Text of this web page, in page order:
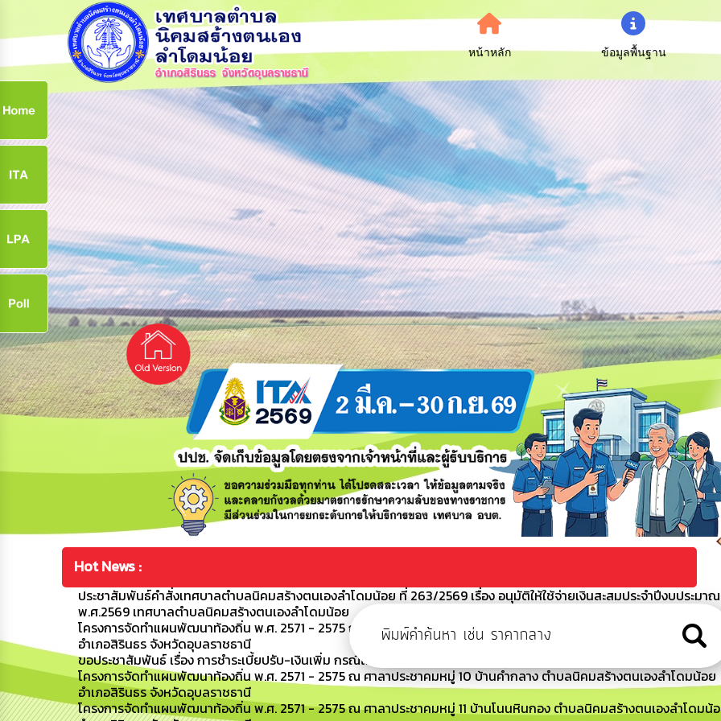
หน้าหลัก ข้อมูลพื้นฐาน
Hot News :
ประชาสัมพันธ์คำสั่งเทศบาลตำบลนิคมสร้างตนเองลำโดมน้อย ที่ 263/2569 เรื่อง อนุมัติให้ใช้จ่ายเงินสะสมประจำปีงบประมาณ
พ.ศ.2569 เทศบาลตำบลนิคมสร้างตนเองลำโดมน้อย
โครงการจัดทำแผนพัฒนาท้องถิ่น พ.ศ. 2571 - 2575 ณ ศาลาประชาคมหมู่ 12 บ้านโนนสูง ตำบลนิคมสร้างตนเองลำโดมน้อย
อำเภอสิรินธร จังหวัดอุบลราชธานี
ขอประชาสัมพันธ์ เรื่อง การชำระเบี้ยปรับ-เงินเพิ่ม กรณีไม่ได้ชำระภาษีที่ดินและสิ่งปลูกสร้างภายในเวลาที่กำหนด
โครงการจัดทำแผนพัฒนาท้องถิ่น พ.ศ. 2571 - 2575 ณ ศาลาประชาคมหมู่ 10 บ้านคำกลาง ตำบลนิคมสร้างตนเองลำโดมน้อย
อำเภอสิรินธร จังหวัดอุบลราชธานี
โครงการจัดทำแผนพัฒนาท้องถิ่น พ.ศ. 2571 - 2575 ณ ศาลาประชาคมหมู่ 11 บ้านโนนหินกอง ตำบลนิคมสร้างตนเองลำโดมน้